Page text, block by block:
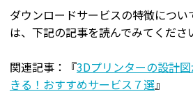
ダウンロードサービスの特徴につ
は、下記の記事を読んでみてくださ
関連記事：『3Dプリンターの設計
きる！おすすめサービス７選』